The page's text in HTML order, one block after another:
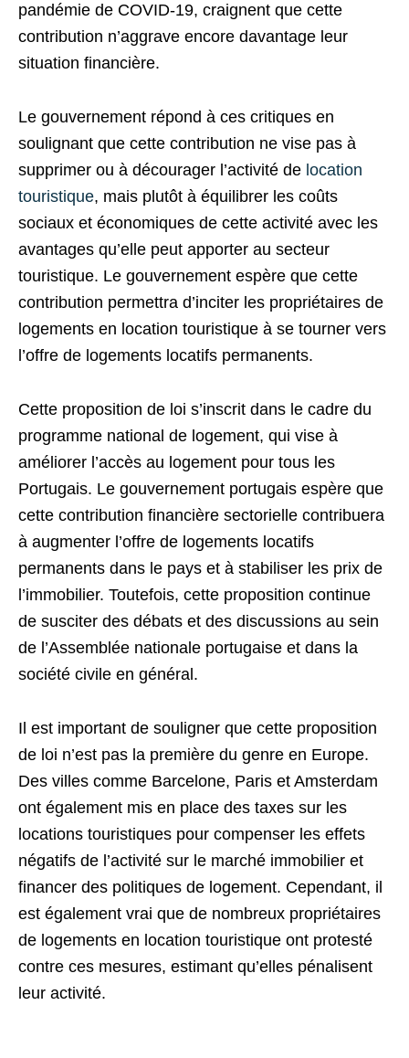
pandémie de COVID-19, craignent que cette
contribution n’aggrave encore davantage leur
situation financière.
Le gouvernement répond à ces critiques en
soulignant que cette contribution ne vise pas à
supprimer ou à décourager l’activité de location
touristique, mais plutôt à équilibrer les coûts
sociaux et économiques de cette activité avec les
avantages qu’elle peut apporter au secteur
touristique. Le gouvernement espère que cette
contribution permettra d’inciter les propriétaires de
logements en location touristique à se tourner vers
l’offre de logements locatifs permanents.
Cette proposition de loi s’inscrit dans le cadre du
programme national de logement, qui vise à
améliorer l’accès au logement pour tous les
Portugais. Le gouvernement portugais espère que
cette contribution financière sectorielle contribuera
à augmenter l’offre de logements locatifs
permanents dans le pays et à stabiliser les prix de
l’immobilier. Toutefois, cette proposition continue
de susciter des débats et des discussions au sein
de l’Assemblée nationale portugaise et dans la
société civile en général.
Il est important de souligner que cette proposition
de loi n’est pas la première du genre en Europe.
Des villes comme Barcelone, Paris et Amsterdam
ont également mis en place des taxes sur les
locations touristiques pour compenser les effets
négatifs de l’activité sur le marché immobilier et
financer des politiques de logement. Cependant, il
est également vrai que de nombreux propriétaires
de logements en location touristique ont protesté
contre ces mesures, estimant qu’elles pénalisent
leur activité.